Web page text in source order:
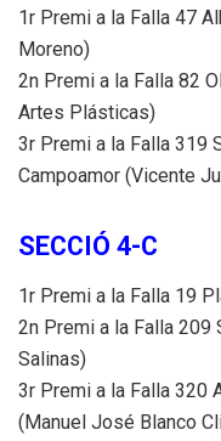
1r Premi a la Falla 47
Moreno)
2n Premi a la Falla 82
Artes Plásticas)
3r Premi a la Falla 319
Campoamor (Vicente
SECCIÓ 4-C
1r Premi a la Falla 19
2n Premi a la Falla 209
Salinas)
3r Premi a la Falla 320
(Manuel José Blanco